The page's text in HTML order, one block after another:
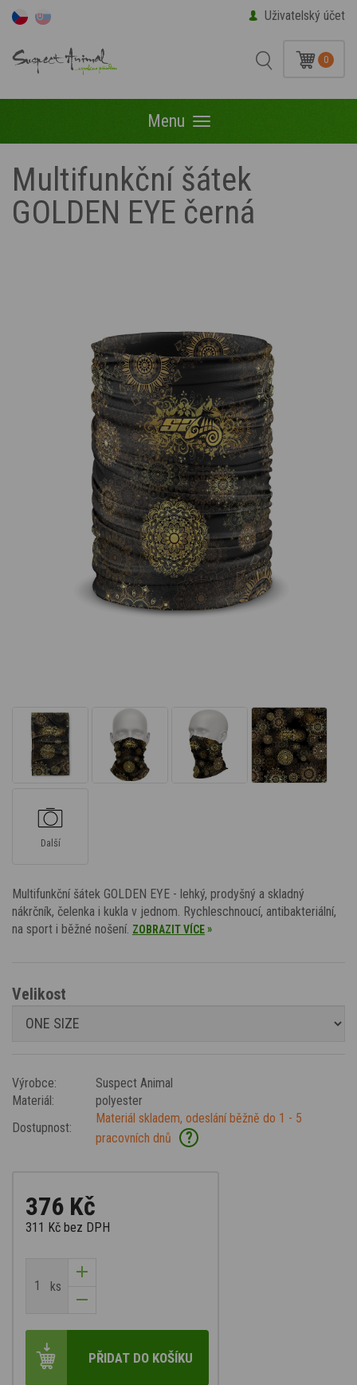
Uživatelský účet
0
Menu Menu
Multifunkční šátek
GOLDEN EYE černá
Další
Multifunkční šátek GOLDEN EYE - lehký, prodyšný a skladný
nákrčník, čelenka i kukla v jednom. Rychleschnoucí, antibakteriální,
na sport i běžné nošení. ZOBRAZIT VÍCE»
Velikost
Výrobce:
Suspect Animal
Materiál:
polyester
Dostupnost:
Materiál skladem, odeslání běžně do 1 - 5
pracovních dnů
?
376 Kč
311 Kč bez DPH
ks
PŘIDAT DO KOŠÍKU